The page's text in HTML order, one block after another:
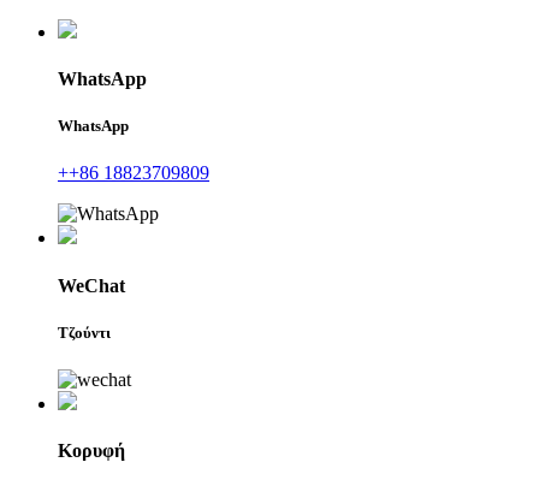
WhatsApp
WhatsApp
++86 18823709809
WeChat
Τζούντι
Κορυφή